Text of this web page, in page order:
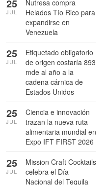
Nutresa compra
Helados Tío Rico para
expandirse en
Venezuela
25
JUL
Etiquetado obligatorio
de origen costaría 893
mde al año a la
cadena cárnica de
Estados Unidos
25
JUL
Ciencia e innovación
trazan la nueva ruta
alimentaria mundial en
Expo IFT FIRST 2026
25
JUL
Mission Craft Cocktails
celebra el Día
Nacional del Tequila
25
JUL